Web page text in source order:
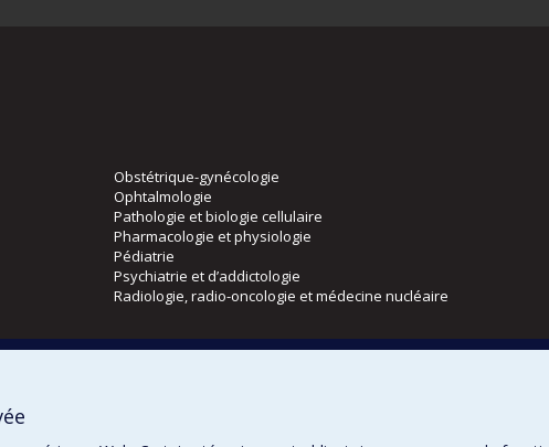
Obstétrique-gynécologie
Ophtalmologie
Pathologie et biologie cellulaire
Pharmacologie et physiologie
Pédiatrie
Psychiatrie et d’addictologie
Radiologie, radio-oncologie et médecine nucléaire